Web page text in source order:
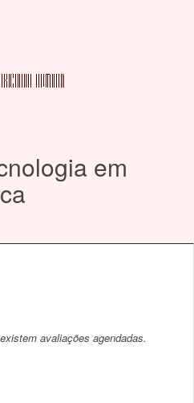
em
avaliações agendadas.